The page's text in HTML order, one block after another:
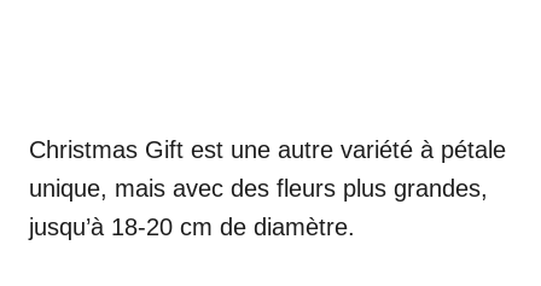
Christmas Gift est une autre variété à pétale
unique, mais avec des fleurs plus grandes,
jusqu’à 18-20 cm de diamètre.